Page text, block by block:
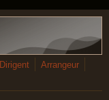
Dirigent
Arrangeur